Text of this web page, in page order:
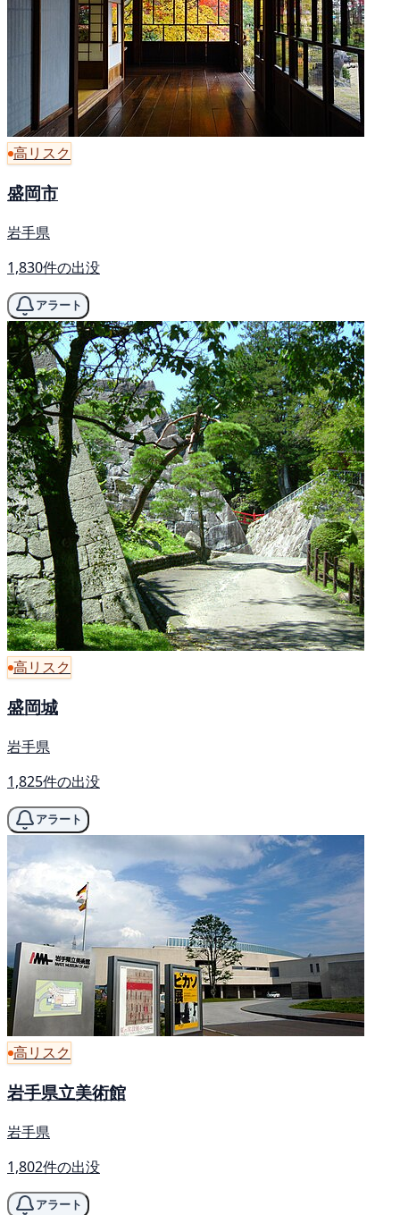
高リスク
盛岡市
岩手県
1,830件の出没
アラート
高リスク
盛岡城
岩手県
1,825件の出没
アラート
高リスク
岩手県立美術館
岩手県
1,802件の出没
アラート